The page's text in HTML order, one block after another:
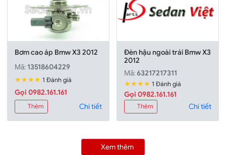
Bơm cao áp Bmw X3 2012
Mã: 13518604229
★★★★ 1 Đánh giá
Gọi 0982.161.161
Thêm Chi tiết
Đèn hậu ngoài trái Bmw X3
2012
Mã:63217217311
★★★★ 1 Đánh giá
Gọi 0982.161.161
Thêm Chi tiết
Xem thêm